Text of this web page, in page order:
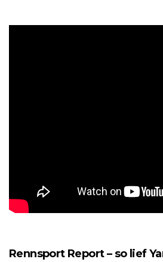
Rennsport Report – so lief